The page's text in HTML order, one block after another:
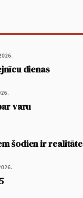
dienas
varu
šodien ir realitāte